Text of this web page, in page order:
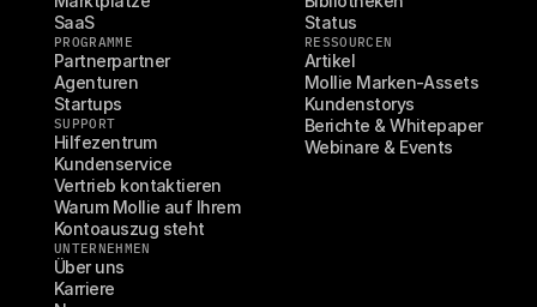
SaaS
PROGRAMME
Partnerpartner
Agenturen
Startups
SUPPORT
Hilfezentrum
Kundenservice
Vertrieb kontaktieren
Warum Mollie auf Ihrem
Kontoauszug steht
UNTERNEHMEN
Über uns
Karriere
Status
RESSOURCEN
Artikel
Mollie Marken-Assets
Kundenstorys
Berichte & Whitepaper
Webinare & Events